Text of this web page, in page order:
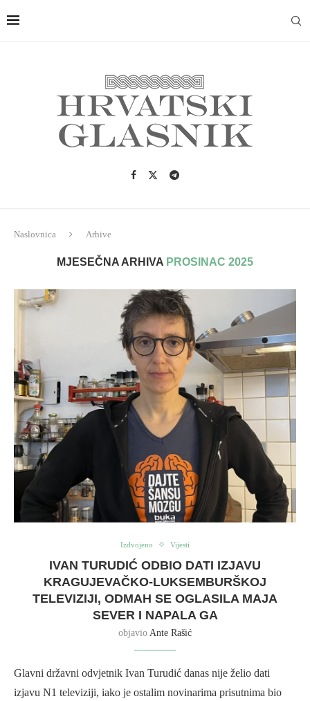
Naslovnica Arhive
MJESEČNA ARHIVA PROSINAC 2025
Izdvojeno Vijesti
IVAN TURUDIĆ ODBIO DATI IZJAVU
KRAGUJEVAČKO-LUKSEMBURŠKOJ
TELEVIZIJI, ODMAH SE OGLASILA MAJA
SEVER I NAPALA GA
objavio Ante Rašić
Glavni državni odvjetnik Ivan Turudić danas nije želio dati
izjavu N1 televiziji, iako je ostalim novinarima prisutnima bio